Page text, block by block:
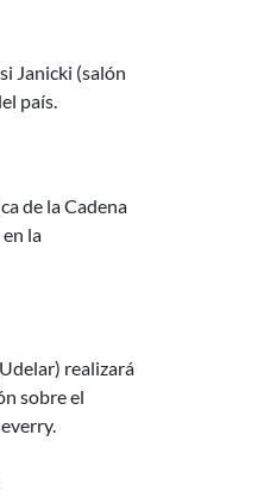
Janicki (salón
país.
de la Cadena
la
archivos del pasado reciente
realizará
sobre el